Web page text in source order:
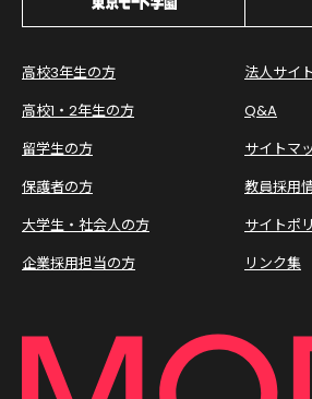
高校3年生の方
高校1・2年生の方
留学生の方
保護者の方
大学生・社会人の方
企業採用担当の方
法人サイト
Q&A
サイトマ
教員採用
サイトポ
リンク集